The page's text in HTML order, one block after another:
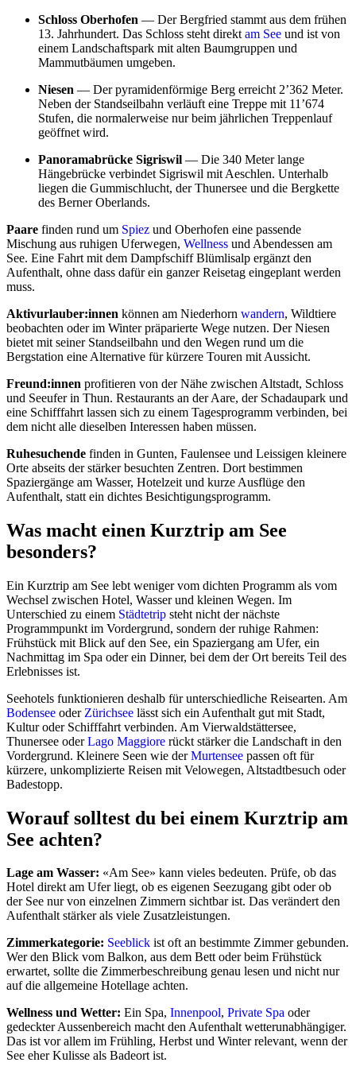
Schloss Oberhofen — Der Bergfried stammt aus dem frühen
13. Jahrhundert. Das Schloss steht direkt am See und ist von
einem Landschaftspark mit alten Baumgruppen und
Mammutbäumen umgeben.
Niesen — Der pyramidenförmige Berg erreicht 2’362 Meter.
Neben der Standseilbahn verläuft eine Treppe mit 11’674
Stufen, die normalerweise nur beim jährlichen Treppenlauf
geöffnet wird.
Panoramabrücke Sigriswil — Die 340 Meter lange
Hängebrücke verbindet Sigriswil mit Aeschlen. Unterhalb
liegen die Gummischlucht, der Thunersee und die Bergkette
des Berner Oberlands.
Paare finden rund um Spiez und Oberhofen eine passende
Mischung aus ruhigen Uferwegen, Wellness und Abendessen am
See. Eine Fahrt mit dem Dampfschiff Blümlisalp ergänzt den
Aufenthalt, ohne dass dafür ein ganzer Reisetag eingeplant werden
muss.
Aktivurlauber:innen können am Niederhorn wandern, Wildtiere
beobachten oder im Winter präparierte Wege nutzen. Der Niesen
bietet mit seiner Standseilbahn und den Wegen rund um die
Bergstation eine Alternative für kürzere Touren mit Aussicht.
Freund:innen profitieren von der Nähe zwischen Altstadt, Schloss
und Seeufer in Thun. Restaurants an der Aare, der Schadaupark und
eine Schifffahrt lassen sich zu einem Tagesprogramm verbinden, bei
dem nicht alle dieselben Interessen haben müssen.
Ruhesuchende finden in Gunten, Faulensee und Leissigen kleinere
Orte abseits der stärker besuchten Zentren. Dort bestimmen
Spaziergänge am Wasser, Hotelzeit und kurze Ausflüge den
Aufenthalt, statt ein dichtes Besichtigungsprogramm.
Was macht einen Kurztrip am See
besonders?
Ein Kurztrip am See lebt weniger vom dichten Programm als vom
Wechsel zwischen Hotel, Wasser und kleinen Wegen. Im
Unterschied zu einem Städtetrip steht nicht der nächste
Programmpunkt im Vordergrund, sondern der ruhige Rahmen:
Frühstück mit Blick auf den See, ein Spaziergang am Ufer, ein
Nachmittag im Spa oder ein Dinner, bei dem der Ort bereits Teil des
Erlebnisses ist.
Seehotels funktionieren deshalb für unterschiedliche Reisearten. Am
Bodensee oder Zürichsee lässt sich ein Aufenthalt gut mit Stadt,
Kultur oder Schifffahrt verbinden. Am Vierwaldstättersee,
Thunersee oderLago Maggiore rückt stärker die Landschaft in den
Vordergrund. Kleinere Seen wie derMurtensee passen oft für
kürzere, unkomplizierte Reisen mit Velowegen, Altstadtbesuch oder
Badestopp.
Worauf solltest du bei einem Kurztrip am
See achten?
Lage am Wasser: «Am See» kann vieles bedeuten. Prüfe, ob das
Hotel direkt am Ufer liegt, ob es eigenen Seezugang gibt oder ob
der See nur von einzelnen Zimmern sichtbar ist. Das verändert den
Aufenthalt stärker als viele Zusatzleistungen.
Zimmerkategorie: Seeblick ist oft an bestimmte Zimmer gebunden.
Wer den Blick vom Balkon, aus dem Bett oder beim Frühstück
erwartet, sollte die Zimmerbeschreibung genau lesen und nicht nur
auf die allgemeine Hotellage achten.
Wellness und Wetter: Ein Spa, Innenpool, Private Spa oder
gedeckter Aussenbereich macht den Aufenthalt wetterunabhängiger.
Das ist vor allem im Frühling, Herbst und Winter relevant, wenn der
See eher Kulisse als Badeort ist.